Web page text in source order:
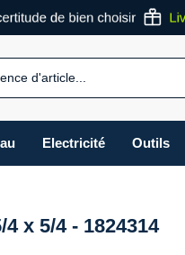
Electricité Outils
x 5/4 - 1824314